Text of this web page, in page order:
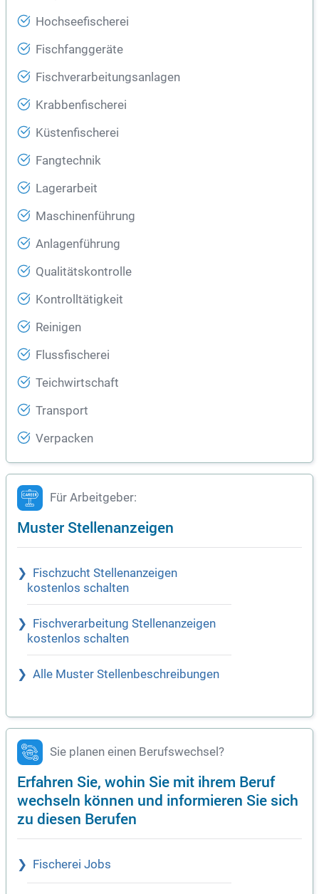
Hochseefischerei
Fischfanggeräte
Fischverarbeitungsanlagen
Krabbenfischerei
Küstenfischerei
Fangtechnik
Lagerarbeit
Maschinenführung
Anlagenführung
Qualitätskontrolle
Kontrolltätigkeit
Reinigen
Flussfischerei
Teichwirtschaft
Transport
Verpacken
Für Arbeitgeber:
Muster Stellenanzeigen
Fischzucht Stellenanzeigen
kostenlos schalten
Fischverarbeitung Stellenanzeigen
kostenlos schalten
Alle Muster Stellenbeschreibungen
Sie planen einen Berufswechsel?
Erfahren Sie, wohin Sie mit ihrem Beruf
wechseln können und informieren Sie sich
zu diesen Berufen
Fischerei Jobs